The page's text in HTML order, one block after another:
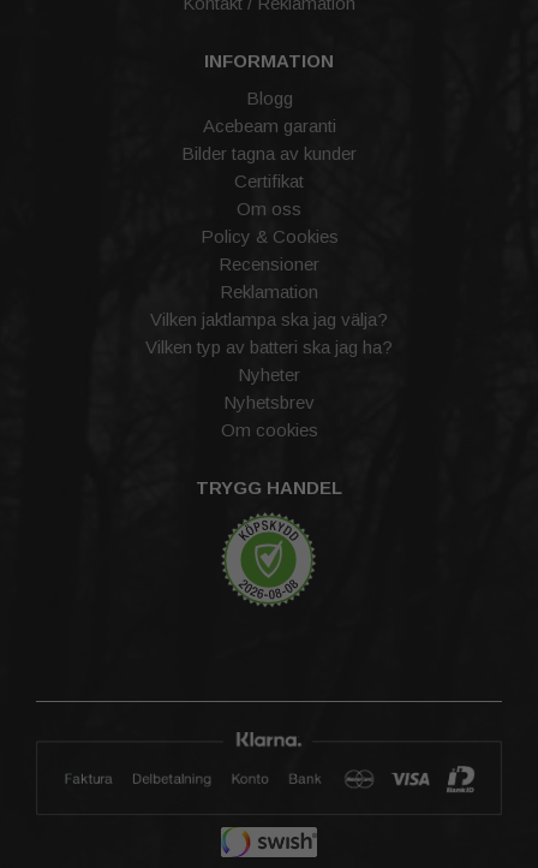
INFORMATION
Blogg
Acebeam garanti
Bilder tagna av kunder
Certifikat
Om oss
Policy & Cookies
Recensioner
Reklamation
Vilken jaktlampa ska jag välja?
Vilken typ av batteri ska jag ha?
Nyheter
Nyhetsbrev
Om cookies
TRYGG HANDEL